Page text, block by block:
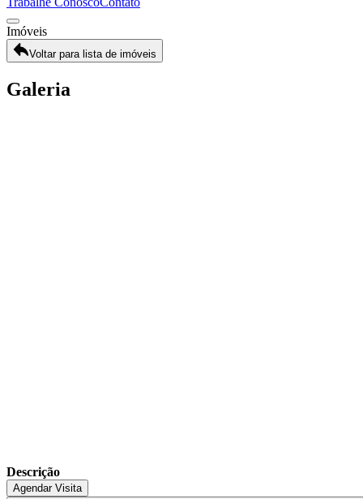
Imóveis
Voltar para lista de imóveis
Galeria
Descrição
Agendar Visita